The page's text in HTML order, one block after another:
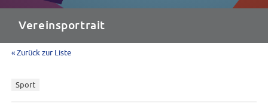
Vereinsportrait
« Zurück zur Liste
Sport